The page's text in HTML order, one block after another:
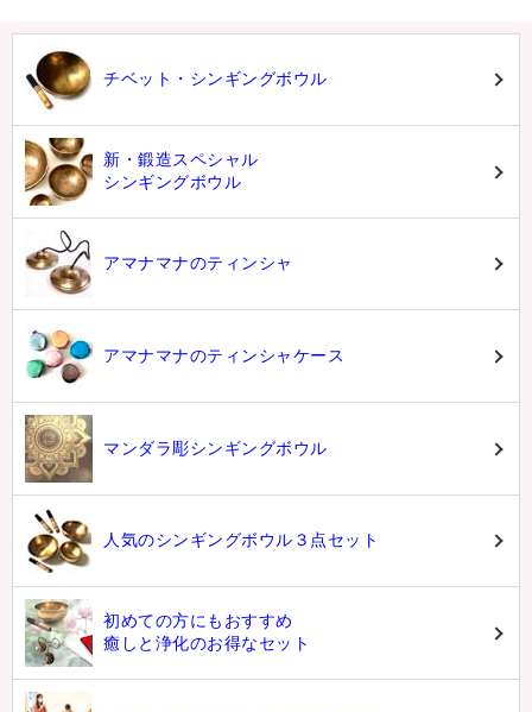
チベット・シンギングボウル
新・鍛造スペシャル
シンギングボウル
アマナマナのティンシャ
アマナマナのティンシャケース
マンダラ彫シンギングボウル
人気のシンギングボウル３点セット
初めての方にもおすすめ
癒しと浄化のお得なセット